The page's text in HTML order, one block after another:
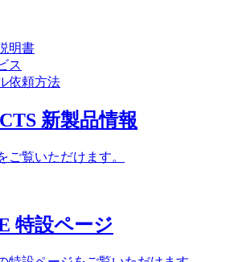
明書
ス
依頼方法
新製品情報
ご覧いただけます。
特設ページ